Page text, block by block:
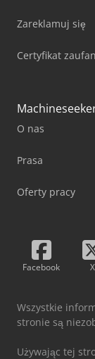
Zareklamuj się
Certyfikat
O nas
Prasa
Oferty pracy
Facebook X
Wszystkie
stronie są
Używając tej